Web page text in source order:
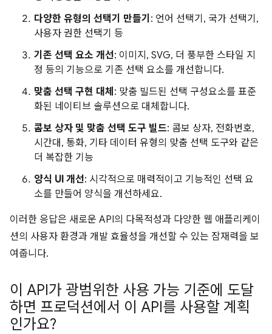
다양한 유형의 선택기 만들기 : 언어 선택기, 국가 선택기,
사용자 권한 선택기 등
기존 선택 요소 개선: 이미지, SVG, 더 풍부한 스타일 지
정 등의 기능으로 기존 선택 요소를 개선합니다.
맞춤 선택 구현 대체 : 맞춤 빌드된 선택 구성요소를 표준
화된 네이티브 솔루션으로 대체합니다.
콤보 상자 및 맞춤 선택 도구 빌드: 콤보 상자, 전화번호,
시간대, 통화, 기타 데이터 유형의 맞춤 선택 도구와 같은
더 복잡한 기능
양식 UI 개선: 시각적으로 매력적이고 기능적인 선택 요
소를 만들어 양식을 개선하세요.
이러한 응답은 새로운 API의 다목적성과 다양한 웹 애플리케이
션의 사용자 환경과 개발 효율성을 개선할 수 있는 잠재력을 보
여줍니다.
이 API가 광범위한 사용 가능 기준에 도달
하면 프로덕션에서 이 API를 사용할 계획
인가요?